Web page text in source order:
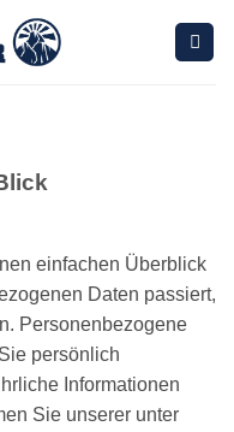
einfachen Überblick
Daten passiert,
Personenbezogene
persönlich
Informationen
Sie unserer unter